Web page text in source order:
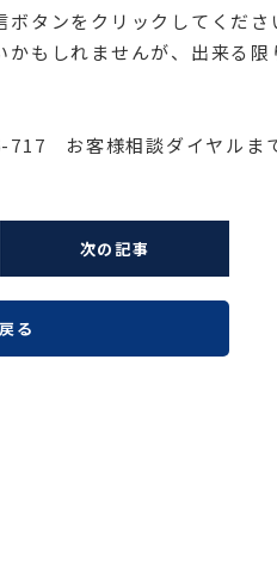
タンをクリックしてくださ
かもしれませんが、出来る
お客様相談ダイヤルま
次の記事
る